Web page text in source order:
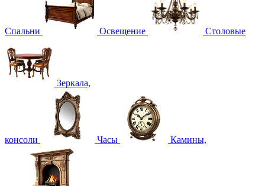
Спальни Освещение Столовые
Зеркала,
консоли Часы Камины,